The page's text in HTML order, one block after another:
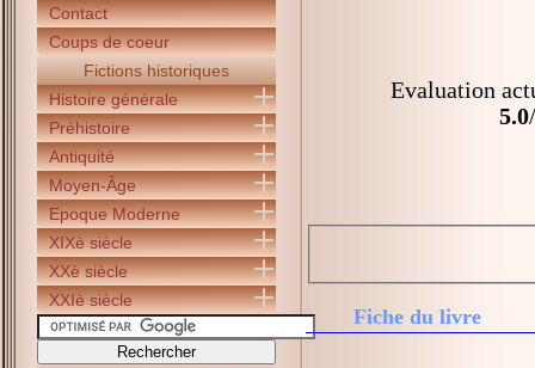
Contact
Coups de coeur
Fictions historiques
Histoire générale
Préhistoire
Antiquité
Moyen-Âge
Epoque Moderne
XIXè siècle
XXè siècle
XXIè siècle
Evaluation
5.0
Fiche du livre